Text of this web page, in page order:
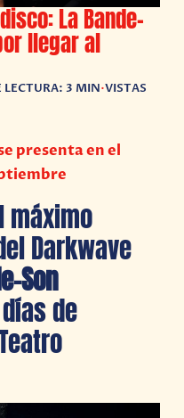
La Bande-
llegar al
LECTURA: 3 MIN•VISTAS
presenta en el
máximo
Darkwave
Son
de